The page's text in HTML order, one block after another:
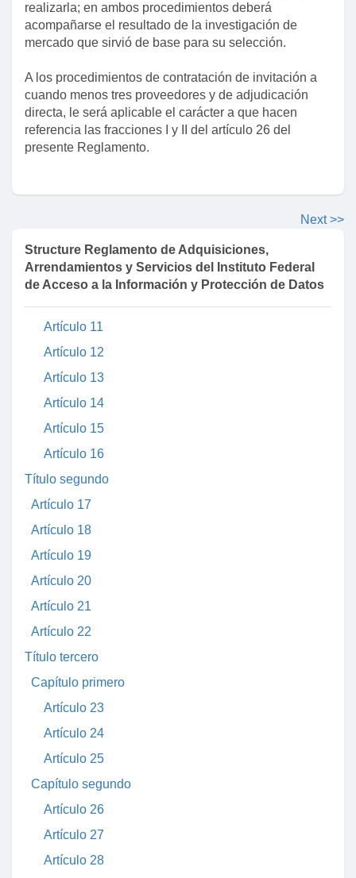
realizarla; en ambos procedimientos deberá
acompañarse el resultado de la investigación de
mercado que sirvió de base para su selección.
A los procedimientos de contratación de invitación a
cuando menos tres proveedores y de adjudicación
directa, le será aplicable el carácter a que hacen
referencia las fracciones I y II del artículo 26 del
presente Reglamento.
Next >>
Structure Reglamento de Adquisiciones,
Arrendamientos y Servicios del Instituto Federal
de Acceso a la Información y Protección de Datos
Título primero
Capítulo único
Artículo 1
Artículo 2
Artículo 3
Artículo 4
Artículo 8
Artículo 9
Artículo 11
Artículo 12
Artículo 13
Artículo 14
Artículo 15
Artículo 16
Título segundo
Artículo 17
Artículo 18
Artículo 19
Artículo 20
Artículo 21
Artículo 22
Título tercero
Capítulo primero
Artículo 23
Artículo 24
Artículo 25
Capítulo segundo
Artículo 26
Artículo 27
Artículo 28